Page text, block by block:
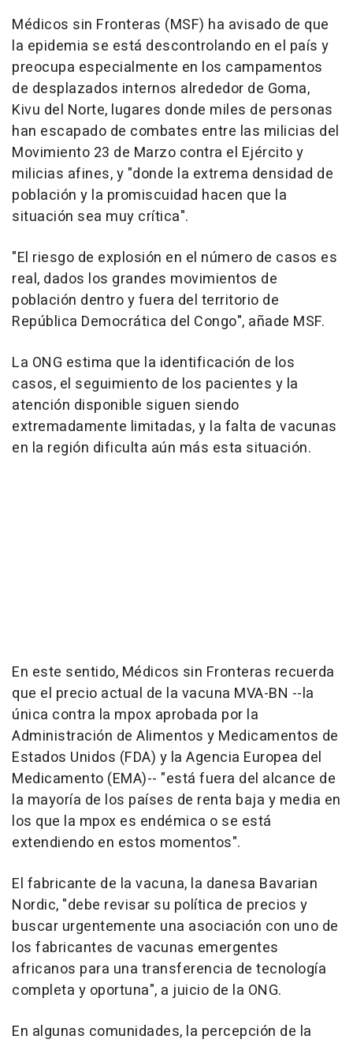
Médicos sin Fronteras (MSF) ha avisado de que
la epidemia se está descontrolando en el país y
preocupa especialmente en los campamentos
de desplazados internos alrededor de Goma,
Kivu del Norte, lugares donde miles de personas
han escapado de combates entre las milicias del
Movimiento 23 de Marzo contra el Ejército y
milicias afines, y "donde la extrema densidad de
población y la promiscuidad hacen que la
situación sea muy crítica".
"El riesgo de explosión en el número de casos es
real, dados los grandes movimientos de
población dentro y fuera del territorio de
República Democrática del Congo", añade MSF.
La ONG estima que la identificación de los
casos, el seguimiento de los pacientes y la
atención disponible siguen siendo
extremadamente limitadas, y la falta de vacunas
en la región dificulta aún más esta situación.
En este sentido, Médicos sin Fronteras recuerda
que el precio actual de la vacuna MVA-BN --la
única contra la mpox aprobada por la
Administración de Alimentos y Medicamentos de
Estados Unidos (FDA) y la Agencia Europea del
Medicamento (EMA)-- "está fuera del alcance de
la mayoría de los países de renta baja y media en
los que la mpox es endémica o se está
extendiendo en estos momentos".
El fabricante de la vacuna, la danesa Bavarian
Nordic, "debe revisar su política de precios y
buscar urgentemente una asociación con uno de
los fabricantes de vacunas emergentes
africanos para una transferencia de tecnología
completa y oportuna", a juicio de la ONG.
En algunas comunidades, la percepción de la